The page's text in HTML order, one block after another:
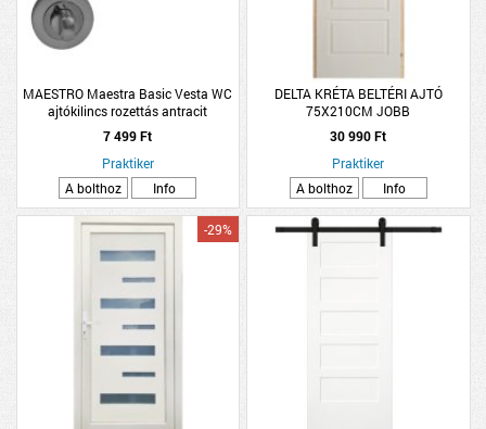
MAESTRO Maestra Basic Vesta WC
ajtókilincs rozettás antracit
7 499 Ft
Praktiker
A bolthoz
Info
DELTA KRÉTA BELTÉRI AJTÓ
75X210CM JOBB
30 990 Ft
Praktiker
A bolthoz
Info
-29%